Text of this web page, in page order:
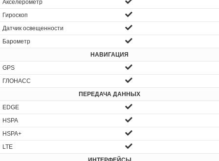
Акселерометр
Гироскоп
Датчик освещенности
Барометр
НАВИГАЦИЯ
GPS
ГЛОНАСС
ПЕРЕДАЧА ДАННЫХ
EDGE
HSPA
HSPA+
LTE